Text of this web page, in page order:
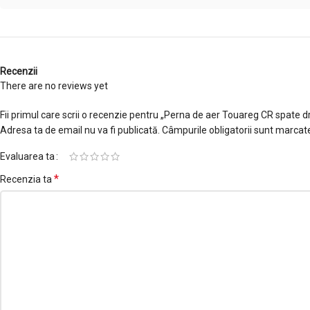
Recenzii
There are no reviews yet
Fii primul care scrii o recenzie pentru „Perna de aer Touareg CR spate
Adresa ta de email nu va fi publicată. Câmpurile obligatorii sunt
Evaluarea ta
Recenzia ta *